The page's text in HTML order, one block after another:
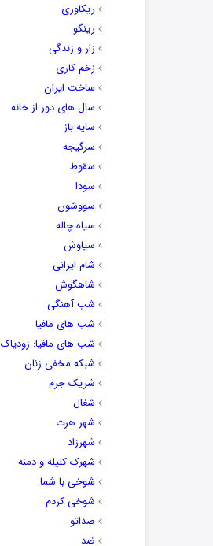
ریکاوری
رینگو
زار و زندگی
زخم کاری
ساخت ایران
سال های دور از خانه
سایه باز
سرگیجه
سقوط
سودا
سووشون
سیاه چاله
سیاوش
شام ایرانی
شاهگوش
شب آهنگی
شب های مافیا
شب های مافیا: زودیاک
شبکه مخفی زنان
شریک جرم
شغال
شهر هرت
شهرزاد
شهرک کلیله و دمنه
شوخی با شما
شوخی کردم
صداتو
ضد